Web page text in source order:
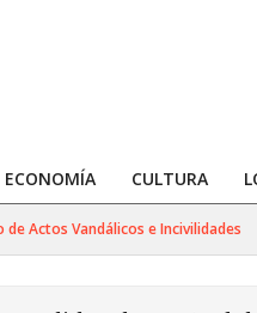
ECONOMÍA CULTURA
Vandálicos e Incivilidades